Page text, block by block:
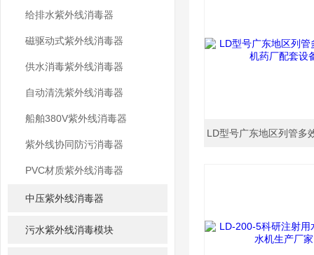
给排水紫外线消毒器
磁驱动式紫外线消毒器
供水消毒紫外线消毒器
自动清洗紫外线消毒器
船舶380V紫外线消毒器
紫外线协同防污消毒器
PVC材质紫外线消毒器
中压紫外线消毒器
污水紫外线消毒模块